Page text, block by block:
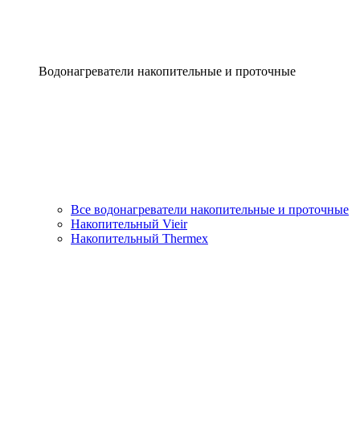
Водонагреватели накопительные и проточные
Все водонагреватели накопительные и проточные
Накопительный Vieir
Накопительный Thermex